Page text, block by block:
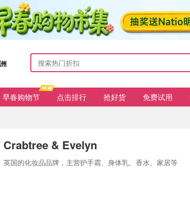
早春购物节 点击排行 抢好货 免费试用
Crabtree & Evelyn
英国的化妆品品牌，主营护手霜、身体乳、香水、家居等